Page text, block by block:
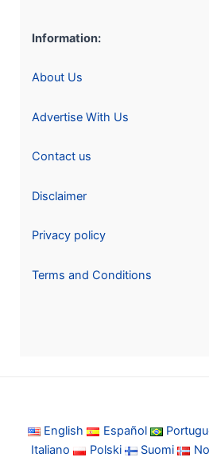
Information:
About Us
Advertise With Us
Contact us
Disclaimer
Privacy policy
Terms and Conditions
English Español
Italiano
Polski Suomi